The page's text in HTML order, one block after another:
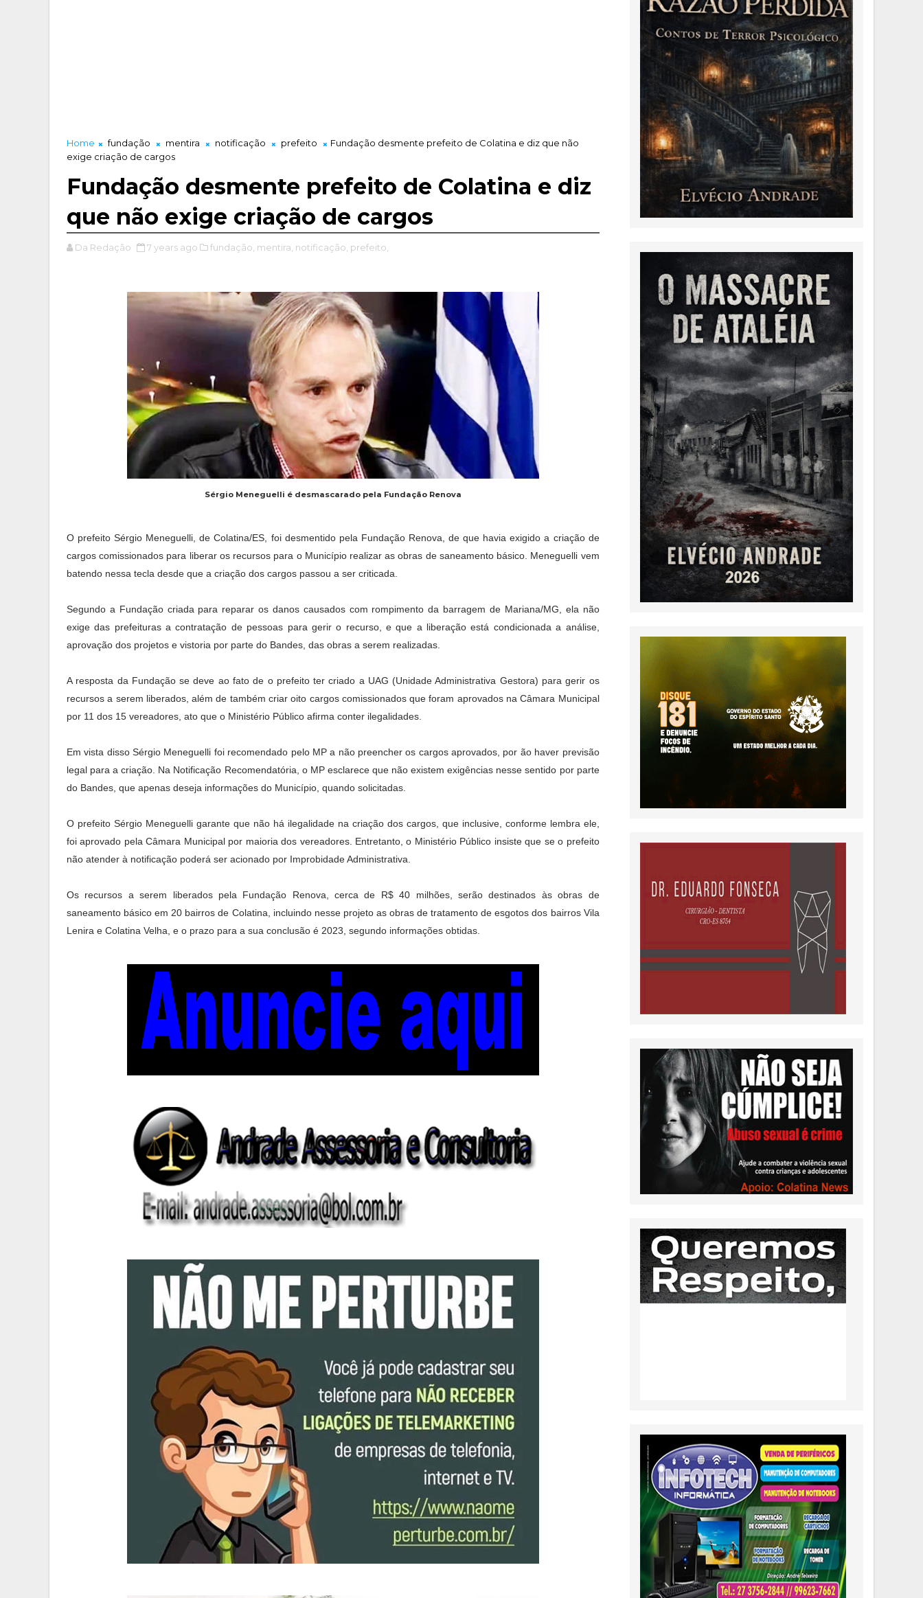
Home fundação mentira notificação prefeito
Fundação desmente prefeito de Colatina e diz que não
exige criação de cargos
Fundação desmente prefeito de Colatina e diz
que não exige criação de cargos
Da Redação 7 years ago fundação, mentira, notificação, prefeito,
Sérgio Meneguelli é desmascarado pela Fundação Renova
O prefeito Sérgio Meneguelli, de Colatina/ES, foi desmentido pela Fundação Renova, de que havia exigido a criação de
cargos comissionados para liberar os recursos para o Município realizar as obras de saneamento básico. Meneguelli vem
batendo nessa tecla desde que a criação dos cargos passou a ser criticada.
Segundo a Fundação criada para reparar os danos causados com rompimento da barragem de Mariana/MG, ela não
exige das prefeituras a contratação de pessoas para gerir o recurso, e que a liberação está condicionada a análise,
aprovação dos projetos e vistoria por parte do Bandes, das obras a serem realizadas.
A resposta da Fundação se deve ao fato de o prefeito ter criado a UAG (Unidade Administrativa Gestora) para gerir os
recursos a serem liberados, além de também criar oito cargos comissionados que foram aprovados na Câmara Municipal
por 11 dos 15 vereadores, ato que o Ministério Público afirma conter ilegalidades.
Em vista disso Sérgio Meneguelli foi recomendado pelo MP a não preencher os cargos aprovados, por ão haver previsão
legal para a criação. Na Notificação Recomendatória, o MP esclarece que não existem exigências nesse sentido por parte
do Bandes, que apenas deseja informações do Município, quando solicitadas.
O prefeito Sérgio Meneguelli garante que não há ilegalidade na criação dos cargos, que inclusive, conforme lembra ele,
foi aprovado pela Câmara Municipal por maioria dos vereadores. Entretanto, o Ministério Público insiste que se o prefeito
não atender à notificação poderá ser acionado por Improbidade Administrativa.
Os recursos a serem liberados pela Fundação Renova, cerca de R$ 40 milhões, serão destinados às obras de
saneamento básico em 20 bairros de Colatina, incluindo nesse projeto as obras de tratamento de esgotos dos bairros Vila
Lenira e Colatina Velha, e o prazo para a sua conclusão é 2023, segundo informações obtidas.